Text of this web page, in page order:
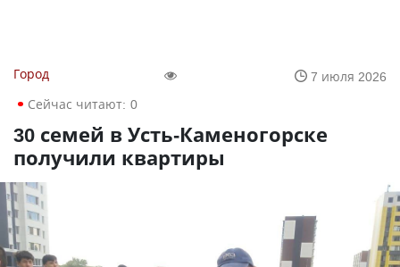
Город
7 июля 2026
Сейчас читают: 0
30 семей в Усть-Каменогорске
получили квартиры